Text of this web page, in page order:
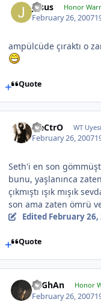
Jasus Honor
February 26, 2007
ampülcüde çıraktı o
Quote
EleCtrO WT Uyesi
February 26, 2007
Seth'i en son
bunu, yaşlanınca
çıkmıştı ışık mışık
son ama zaten ömrü
Edited February 26,
Quote
TuGhAn Honor
February 26, 2007